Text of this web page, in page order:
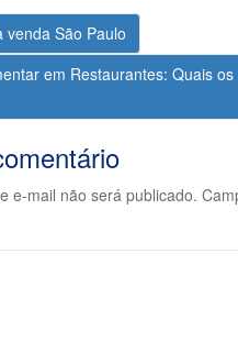
venda São Paulo
em Restaurantes: Quais
e-mail não será publicado.